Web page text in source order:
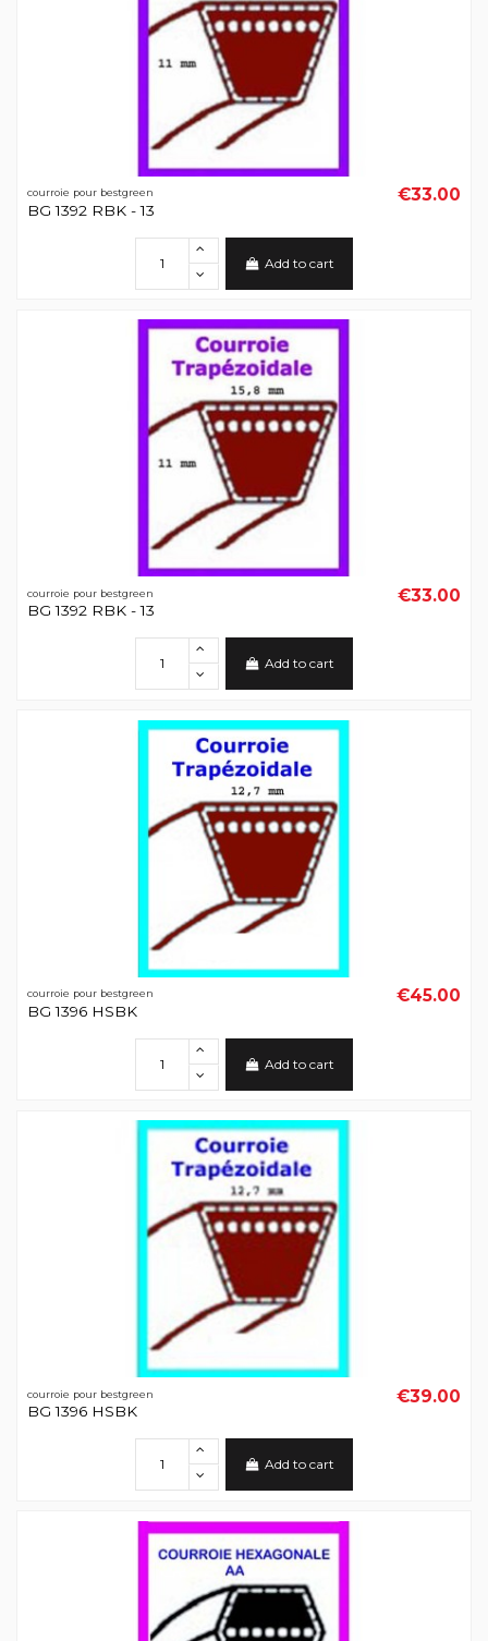
courroie pour bestgreen
BG 1392 RBK - 13
€33.00
Add to cart
courroie pour bestgreen
BG 1392 RBK - 13
€33.00
Add to cart
courroie pour bestgreen
BG 1396 HSBK
€45.00
Add to cart
courroie pour bestgreen
BG 1396 HSBK
€39.00
Add to cart